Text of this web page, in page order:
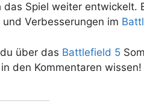
das Spiel weiter entwickelt.
und Verbesserungen im
über das Battlefield 5
den Kommentaren wissen!